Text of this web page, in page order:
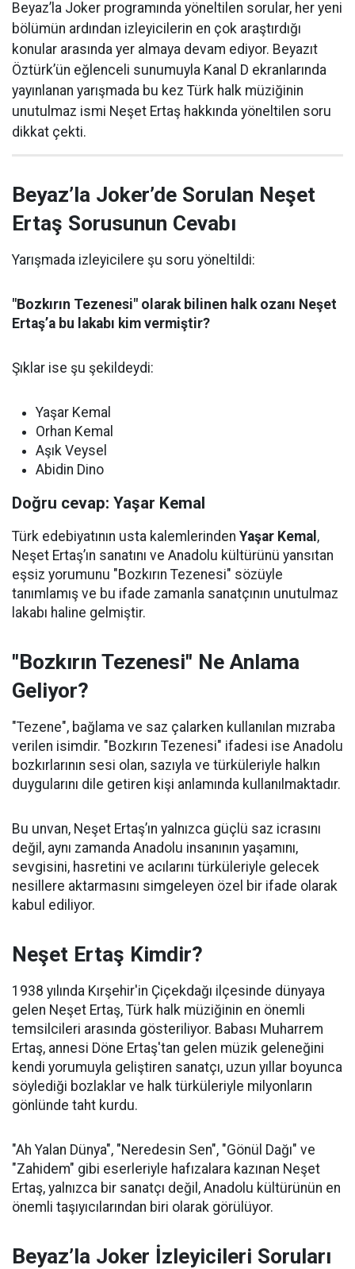
Beyaz’la Joker programında yöneltilen sorular, her yeni
bölümün ardından izleyicilerin en çok araştırdığı
konular arasında yer almaya devam ediyor. Beyazıt
Öztürk’ün eğlenceli sunumuyla Kanal D ekranlarında
yayınlanan yarışmada bu kez Türk halk müziğinin
unutulmaz ismi Neşet Ertaş hakkında yöneltilen soru
dikkat çekti.
Beyaz’la Joker’de Sorulan Neşet
Ertaş Sorusunun Cevabı
Yarışmada izleyicilere şu soru yöneltildi:
"Bozkırın Tezenesi" olarak bilinen halk ozanı Neşet
Ertaş’a bu lakabı kim vermiştir?
Şıklar ise şu şekildeydi:
Yaşar Kemal
Orhan Kemal
Aşık Veysel
Abidin Dino
Doğru cevap: Yaşar Kemal
Türk edebiyatının usta kalemlerinden Yaşar Kemal ,
Neşet Ertaş’ın sanatını ve Anadolu kültürünü yansıtan
eşsiz yorumunu "Bozkırın Tezenesi" sözüyle
tanımlamış ve bu ifade zamanla sanatçının unutulmaz
lakabı haline gelmiştir.
"Bozkırın Tezenesi" Ne Anlama
Geliyor?
"Tezene", bağlama ve saz çalarken kullanılan mızraba
verilen isimdir. "Bozkırın Tezenesi" ifadesi ise Anadolu
bozkırlarının sesi olan, sazıyla ve türküleriyle halkın
duygularını dile getiren kişi anlamında kullanılmaktadır.
Bu unvan, Neşet Ertaş’ın yalnızca güçlü saz icrasını
değil, aynı zamanda Anadolu insanının yaşamını,
sevgisini, hasretini ve acılarını türküleriyle gelecek
nesillere aktarmasını simgeleyen özel bir ifade olarak
kabul ediliyor.
Neşet Ertaş Kimdir?
1938 yılında Kırşehir'in Çiçekdağı ilçesinde dünyaya
gelen Neşet Ertaş, Türk halk müziğinin en önemli
temsilcileri arasında gösteriliyor. Babası Muharrem
Ertaş, annesi Döne Ertaş'tan gelen müzik geleneğini
kendi yorumuyla geliştiren sanatçı, uzun yıllar boyunca
söylediği bozlaklar ve halk türküleriyle milyonların
gönlünde taht kurdu.
"Ah Yalan Dünya", "Neredesin Sen", "Gönül Dağı" ve
"Zahidem" gibi eserleriyle hafızalara kazınan Neşet
Ertaş, yalnızca bir sanatçı değil, Anadolu kültürünün en
önemli taşıyıcılarından biri olarak görülüyor.
Beyaz’la Joker İzleyicileri Soruları